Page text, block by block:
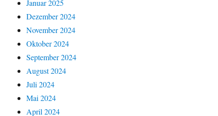
Januar 2025
Dezember 2024
November 2024
Oktober 2024
September 2024
August 2024
Juli 2024
Mai 2024
April 2024